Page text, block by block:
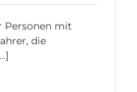
Personen mit
die